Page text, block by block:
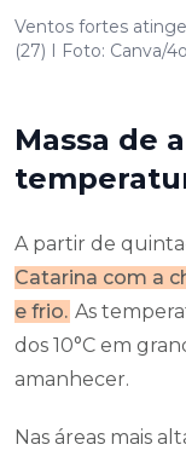
Ventos fortes
(27) I Foto: Canva/
Massa de
A partir de
Catarina com a
e frio. As
dos 10°C em
amanhecer.
Nas áreas mais